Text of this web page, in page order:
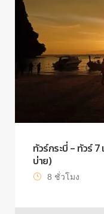
ทัวร์กระบี่ – ทัวร์ 7
บ่าย)
8 ชั่วโมง